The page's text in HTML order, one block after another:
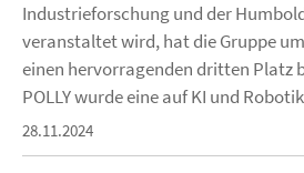
Industrieforschung und der
veranstaltet wird, hat die Gruppe
einen hervorragenden dritten Platz
POLLY wurde eine auf KI und
28.11.2024